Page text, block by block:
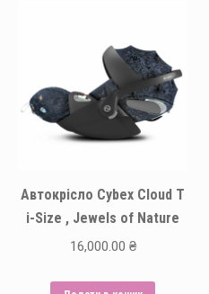
варіантів.
Параметри
можна
товару
Автокрісло Cybex Cloud T
i-Size , Jewels of Nature
16,000.00 ₴